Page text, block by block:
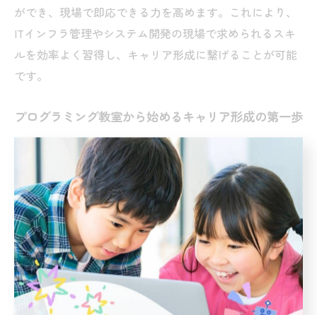
ができ、現場で即応できる力を高めます。これにより、
ITインフラ管理やシステム開発の現場で求められるスキ
ルを効率よく習得し、キャリア形成に繋げることが可能
です。
プログラミング教室から始めるキャリア形成の第一歩
プログラミング教室はキャリア形成の第一歩として最適
です。理由は、基礎から段階的に学べる環境と、実務に
直結する課題ベースの学習が用意されているためです。
例えば、神戸市兵庫区の教室では、システム開発やイン
フラ管理のプロジェクトを体験しながら、実社会で通用
するスキルを身につけられます。これらの経験は、IT業
界での就職や転職時の強みとなり、将来のキャリアアッ
プに直結します。